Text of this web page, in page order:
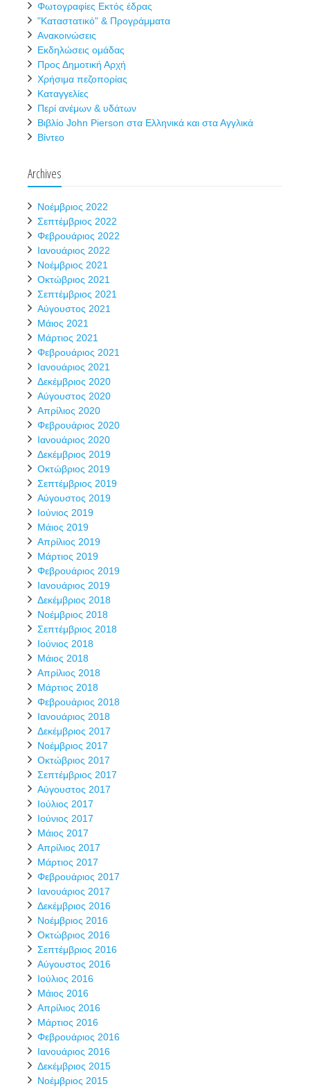
Φωτογραφίες Εκτός έδρας
"Καταστατικό" & Προγράμματα
Ανακοινώσεις
Εκδηλώσεις ομάδας
Προς Δημοτική Αρχή
Χρήσιμα πεζοπορίας
Καταγγελίες
Περί ανέμων & υδάτων
Βιβλίο John Pierson στα Ελληνικά και στα Αγγλικά
Βίντεο
Archives
Νοέμβριος 2022
Σεπτέμβριος 2022
Φεβρουάριος 2022
Ιανουάριος 2022
Νοέμβριος 2021
Οκτώβριος 2021
Σεπτέμβριος 2021
Αύγουστος 2021
Μάιος 2021
Μάρτιος 2021
Φεβρουάριος 2021
Ιανουάριος 2021
Δεκέμβριος 2020
Αύγουστος 2020
Απρίλιος 2020
Φεβρουάριος 2020
Ιανουάριος 2020
Δεκέμβριος 2019
Οκτώβριος 2019
Σεπτέμβριος 2019
Αύγουστος 2019
Ιούνιος 2019
Μάιος 2019
Απρίλιος 2019
Μάρτιος 2019
Φεβρουάριος 2019
Ιανουάριος 2019
Δεκέμβριος 2018
Νοέμβριος 2018
Σεπτέμβριος 2018
Ιούνιος 2018
Μάιος 2018
Απρίλιος 2018
Μάρτιος 2018
Φεβρουάριος 2018
Ιανουάριος 2018
Δεκέμβριος 2017
Νοέμβριος 2017
Οκτώβριος 2017
Σεπτέμβριος 2017
Αύγουστος 2017
Ιούλιος 2017
Ιούνιος 2017
Μάιος 2017
Απρίλιος 2017
Μάρτιος 2017
Φεβρουάριος 2017
Ιανουάριος 2017
Δεκέμβριος 2016
Νοέμβριος 2016
Οκτώβριος 2016
Σεπτέμβριος 2016
Αύγουστος 2016
Ιούλιος 2016
Μάιος 2016
Απρίλιος 2016
Μάρτιος 2016
Φεβρουάριος 2016
Ιανουάριος 2016
Δεκέμβριος 2015
Νοέμβριος 2015